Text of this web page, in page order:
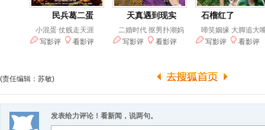
(责任编辑：苏敏)
发表给力评论！看新闻，说两句。